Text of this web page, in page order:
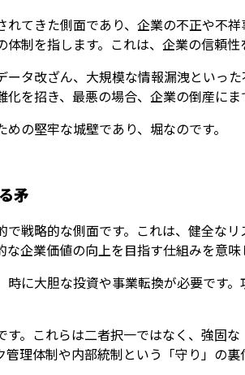
れてきた側面であり、企業の不正や不
制を指します。これは、企業の信頼性
タ改ざん、大規模な情報漏洩といっ
を招き、最悪の場合、企業の倒産にま
の堅牢な城壁であり、堀なのです。
矛
戦略的な側面です。これは、健全な
企業価値の向上を目指す仕組みを意味
に大胆な投資や事業転換が必要です
。これらは二者択一ではなく、強固
理体制や内部統制という「守り」の